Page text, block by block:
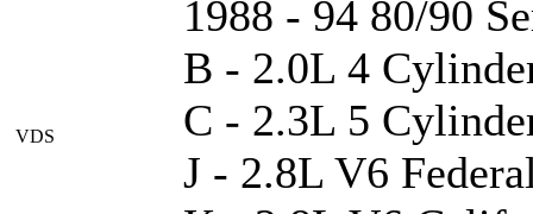
VDS
1988 - 94 80/90
B - 2.0L 4
C - 2.3L 5
J - 2.8L V6